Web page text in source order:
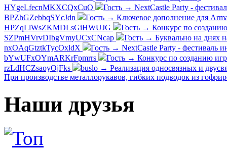
HYgeLfecnMKXCQxCuO
Гость → NextCastle Party -
BPZhGZebbqSYcJdn
Гость → Ключевое дополнение для
HPZqLlWsZKMDLsGiHWUJG
Гость → Конкурс по
SZPmHVrvDIbgVmyUCxCNcap
Гость → Буквально на днях
nxOAqGtztkTycOxldX
Гость → NextCastle Party - фестиваль
bYwUFxOYmARKrFpmrrs
Гость → Конкурс по созданию
rzLdHCZsaoyOjFks
buslo → Реализация односвязных и
При производстве металлорукавов, гибких подводок из
Наши друзья